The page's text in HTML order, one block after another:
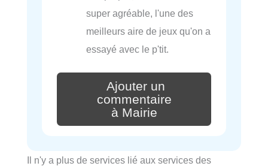
super agréable, l'une des
meilleurs aire de jeux qu'on a
essayé avec le p'tit.
Ajouter un
commentaire
à Mairie
Il n'y a plus de services lié aux services des